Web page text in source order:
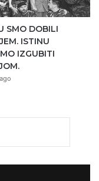
SMO DOBILI
ISTINU
IZGUBITI